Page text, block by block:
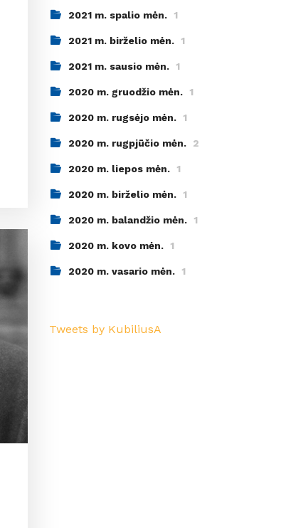
2021 m. spalio mėn. 1
2021 m. birželio mėn. 1
2021 m. sausio mėn. 1
2020 m. gruodžio mėn. 1
2020 m. rugsėjo mėn. 1
2020 m. rugpjūčio mėn. 2
2020 m. liepos mėn. 1
2020 m. birželio mėn. 1
2020 m. balandžio mėn. 1
2020 m. kovo mėn. 1
2020 m. vasario mėn. 1
Tweets by KubiliusA